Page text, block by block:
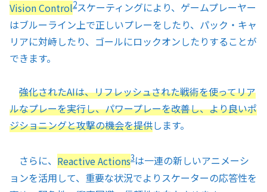
Vision Control2スケーティングにより、ゲームプレーヤー
はブルーライン上で正しいプレーをしたり、パック・キャ
リアに対峙したり、ゴールにロックオンしたりすることが
できます。
強化されたAIは、リフレッシュされた戦術を使ってリア
ルなプレーを実行し、パワープレーを改善し、より良いポ
ジショニングと攻撃の機会を提供します。
さらに、 Reactive Actions3は一連の新しいアニメーシ
ョンを活用して、重要な状況でよりスケーターの応答性を